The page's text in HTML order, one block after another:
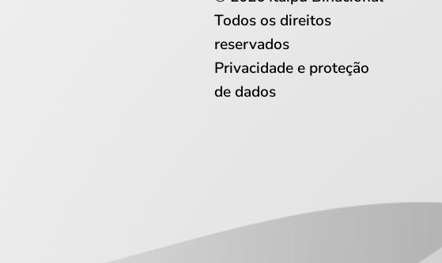
Todos os direitos
reservados
Privacidade e proteção
de dados